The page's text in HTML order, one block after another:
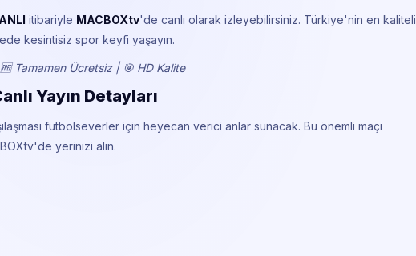
itibariyle MACBOXtv'de canlı olarak izleyebilirsiniz. Türkiye'nin en kaliteli
kesintisiz spor keyfi yaşayın.
Tamamen Ücretsiz | 🎯 HD Kalite
Yayın Detayları
futbolseverler için heyecan verici anlar sunacak. Bu önemli maçı
yerinizi alın.